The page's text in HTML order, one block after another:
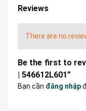
Reviews
There are no
Be the first to
| 546612L601”
Bạn cần đăng nhập